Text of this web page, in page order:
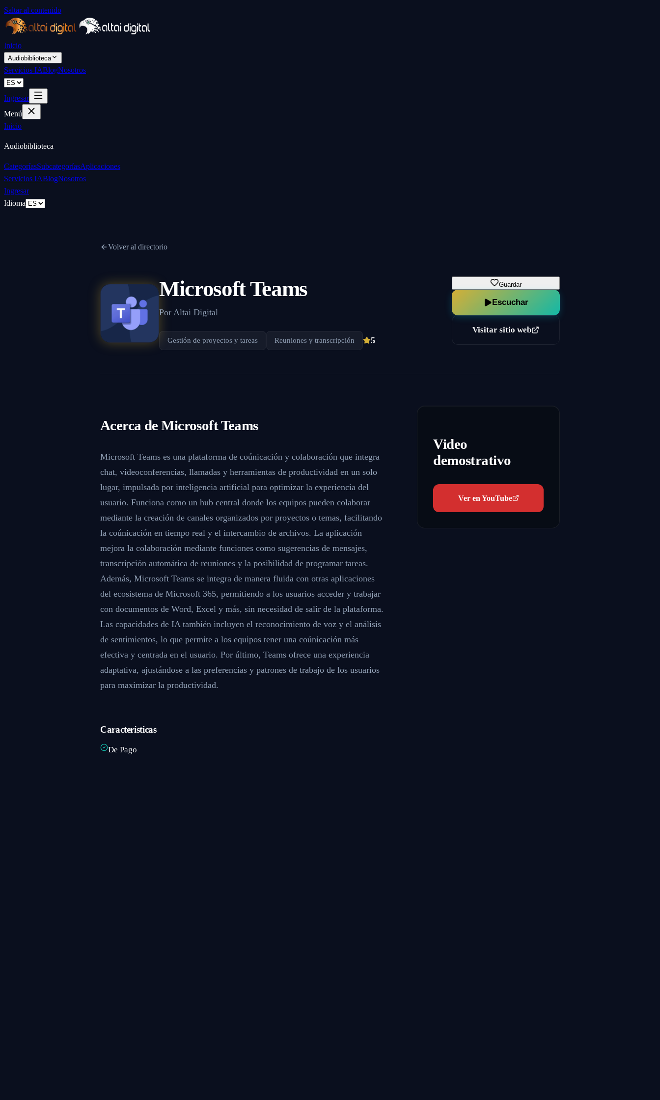
Saltar al contenido
Inicio
Audiobiblioteca
Servicios IABlogNosotros
Ingresar
Menú
Inicio
Audiobiblioteca
CategoríasSubcategoríasAplicaciones
Servicios IABlogNosotros
Ingresar
Idioma
Volver al directorio
Microsoft Teams
Por Altai Digital
Gestión de proyectos y tareas Reuniones y transcripción 5
Guardar
Escuchar
Visitar sitio web
Acerca de Microsoft Teams
Microsoft Teams es una plataforma de coúnicación y colaboración que integra
chat, videoconferencias, llamadas y herramientas de productividad en un solo
lugar, impulsada por inteligencia artificial para optimizar la experiencia del
usuario. Funciona como un hub central donde los equipos pueden colaborar
mediante la creación de canales organizados por proyectos o temas, facilitando
la coúnicación en tiempo real y el intercambio de archivos. La aplicación
mejora la colaboración mediante funciones como sugerencias de mensajes,
transcripción automática de reuniones y la posibilidad de programar tareas.
Además, Microsoft Teams se integra de manera fluida con otras aplicaciones
del ecosistema de Microsoft 365, permitiendo a los usuarios acceder y trabajar
con documentos de Word, Excel y más, sin necesidad de salir de la plataforma.
Las capacidades de IA también incluyen el reconocimiento de voz y el análisis
de sentimientos, lo que permite a los equipos tener una coúnicación más
efectiva y centrada en el usuario. Por último, Teams ofrece una experiencia
adaptativa, ajustándose a las preferencias y patrones de trabajo de los usuarios
para maximizar la productividad.
Características
De Pago
Video
demostrativo
Ver en YouTube